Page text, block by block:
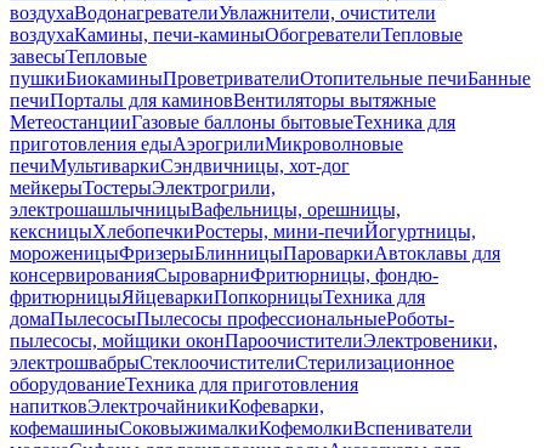
воздухаВодонагревателиУвлажнители, очистители
воздухаКамины, печи-каминыОбогревателиТепловые
завесыТепловые
пушкиБиокаминыПроветривателиОтопительные печиБанные
печиПорталы для каминовВентиляторы вытяжные
МетеостанцииГазовые баллоны бытовыеТехника для
приготовления едыАэрогрилиМикроволновые
печиМультиваркиСэндвичницы, хот-дог
мейкерыТостерыЭлектрогрили,
электрошашлычницыВафельницы, орешницы,
кексницыХлебопечкиРостеры, мини-печиЙогуртницы,
мороженицыФризерыБлинницыПароваркиАвтоклавы для
консервированияСыроварниФритюрницы, фондю-
фритюрницыЯйцеваркиПопкорницыТехника для
домаПылесосыПылесосы профессиональныеРоботы-
пылесосы, мойщики оконПароочистителиЭлектровеники,
электрошвабрыСтеклоочистителиСтерилизационное
оборудованиеТехника для приготовления
напитковЭлектрочайникиКофеварки,
кофемашиныСоковыжималкиКофемолкиВспениватели